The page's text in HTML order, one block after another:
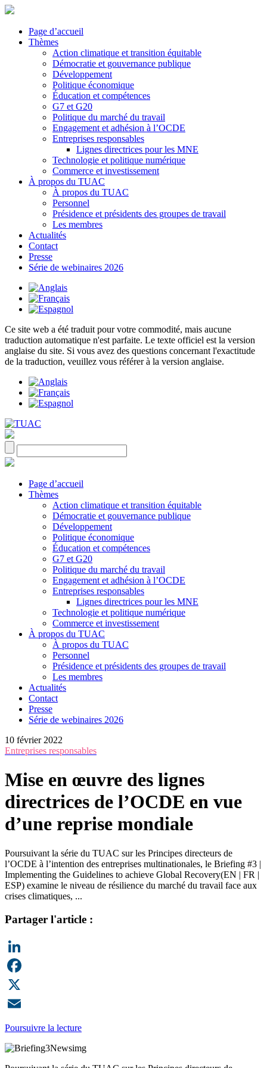
Page d’accueil
Thèmes
Action climatique et transition équitable
Démocratie et gouvernance publique
Développement
Politique économique
Éducation et compétences
G7 et G20
Politique du marché du travail
Engagement et adhésion à l’OCDE
Entreprises responsables
Lignes directrices pour les MNE
Technologie et politique numérique
Commerce et investissement
À propos du TUAC
À propos du TUAC
Personnel
Présidence et présidents des groupes de travail
Les membres
Actualités
Contact
Presse
Série de webinaires 2026
Ce site web a été traduit pour votre commodité, mais aucune
traduction automatique n'est parfaite. Le texte officiel est la version
anglaise du site. Si vous avez des questions concernant l'exactitude
de la traduction, veuillez vous référer à la version anglaise.
Page d’accueil
Thèmes
Action climatique et transition équitable
Démocratie et gouvernance publique
Développement
Politique économique
Éducation et compétences
G7 et G20
Politique du marché du travail
Engagement et adhésion à l’OCDE
Entreprises responsables
Lignes directrices pour les MNE
Technologie et politique numérique
Commerce et investissement
À propos du TUAC
À propos du TUAC
Personnel
Présidence et présidents des groupes de travail
Les membres
Actualités
Contact
Presse
Série de webinaires 2026
10 février 2022
Entreprises responsables
Mise en œuvre des lignes
directrices de l’OCDE en vue
d’une reprise mondiale
Poursuivant la série du TUAC sur les Principes directeurs de
l’OCDE à l’intention des entreprises multinationales, le Briefing #3 |
Implementing the Guidelines to achieve Global Recovery(EN | FR |
ESP) examine le niveau de résilience du marché du travail face aux
crises climatiques, ...
Partager l'article :
LinkedIn
Facebook
X
Email
Poursuivre la lecture